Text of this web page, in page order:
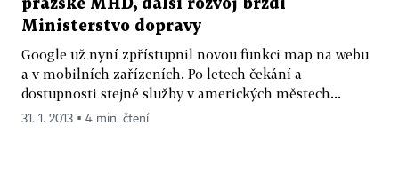
pražské MHD, další rozvoj brzdí
Ministerstvo dopravy
Google už nyní zpřístupnil novou funkci map na webu
a v mobilních zařízeních. Po letech čekání a
dostupnosti stejné služby v amerických městech...
31. 1. 2013 ▪ 4 min. čtení